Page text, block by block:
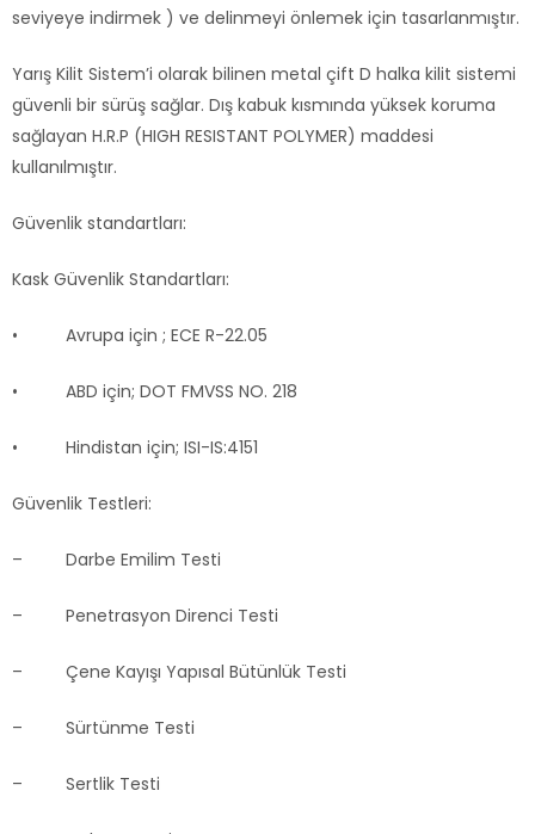
seviyeye indirmek ) ve delinmeyi önlemek için tasarlanmıştır.
Yarış Kilit Sistem’i olarak bilinen metal çift D halka kilit sistemi
güvenli bir sürüş sağlar. Dış kabuk kısmında yüksek koruma
sağlayan H.R.P (HIGH RESISTANT POLYMER) maddesi
kullanılmıştır.
Güvenlik standartları:
Kask Güvenlik Standartları:
• Avrupa için ; ECE R-22.05
• ABD için; DOT FMVSS NO. 218
• Hindistan için; ISI-IS:4151
Güvenlik Testleri:
– Darbe Emilim Testi
– Penetrasyon Direnci Testi
– Çene Kayışı Yapısal Bütünlük Testi
– Sürtünme Testi
– Sertlik Testi